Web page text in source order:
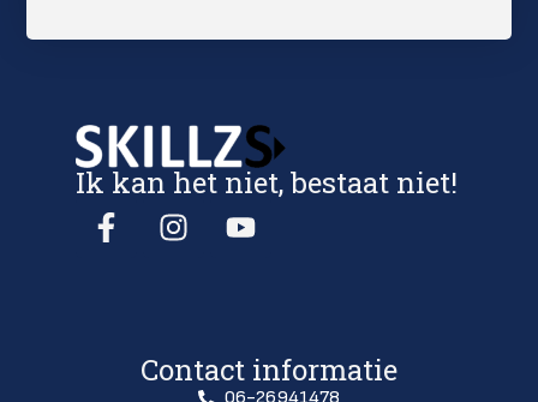
Ik kan het niet, bestaat niet!
Contact informatie